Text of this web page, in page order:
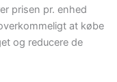
prisen pr. enhed
at købe
og reducere de